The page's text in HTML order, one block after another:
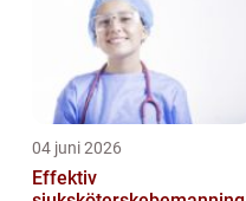
04 juni 2026
Effektiv